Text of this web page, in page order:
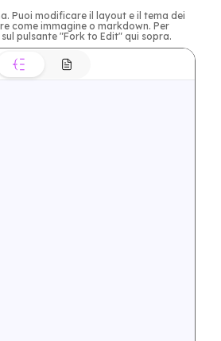
Puoi modificare il layout e il tema dei
come immagine o markdown. Per
pulsante "Fork to Edit" qui sopra.